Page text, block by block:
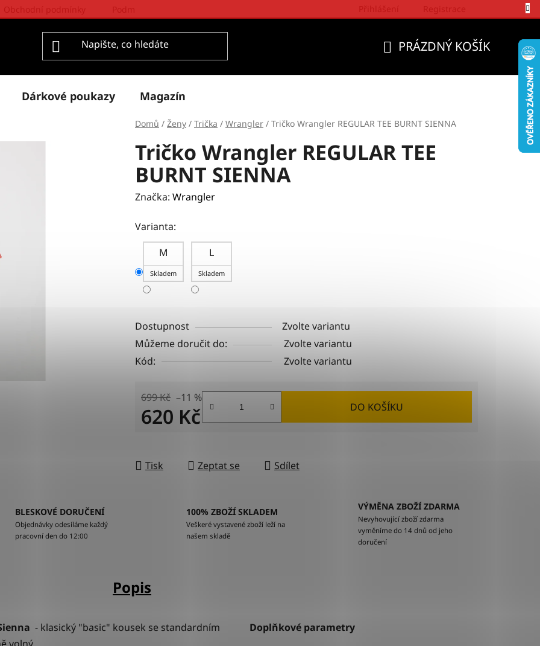
PRÁZDNÝ KOŠÍK
Dárkové poukazy Magazín
Domů / Ženy / Trička / Wrangler / Tričko Wrangler REGULAR TEE BURNT SIENNA
Tričko Wrangler REGULAR TEE
BURNT SIENNA
Značka: Wrangler
Varianta:
M
Skladem
L
Skladem
Dostupnost
Zvolte variantu
Můžeme doručit do:
Zvolte variantu
Kód:
Zvolte variantu
699 Kč –11 %
620 Kč DO KOŠÍKU
Tisk Zeptat se Sdílet
BLESKOVÉ DORUČENÍ
Objednávky odesíláme každý
pracovní den do 12:00
100% ZBOŽÍ SKLADEM
Veškeré vystavené zboží leží na
našem skladě
VÝMĚNA ZBOŽÍ ZDARMA
Nevyhovující zboží zdarma
vyměníme do 14 dnů od jeho
doručení
Popis
- klasický "basic" kousek se standardním
Doplňkové parametry